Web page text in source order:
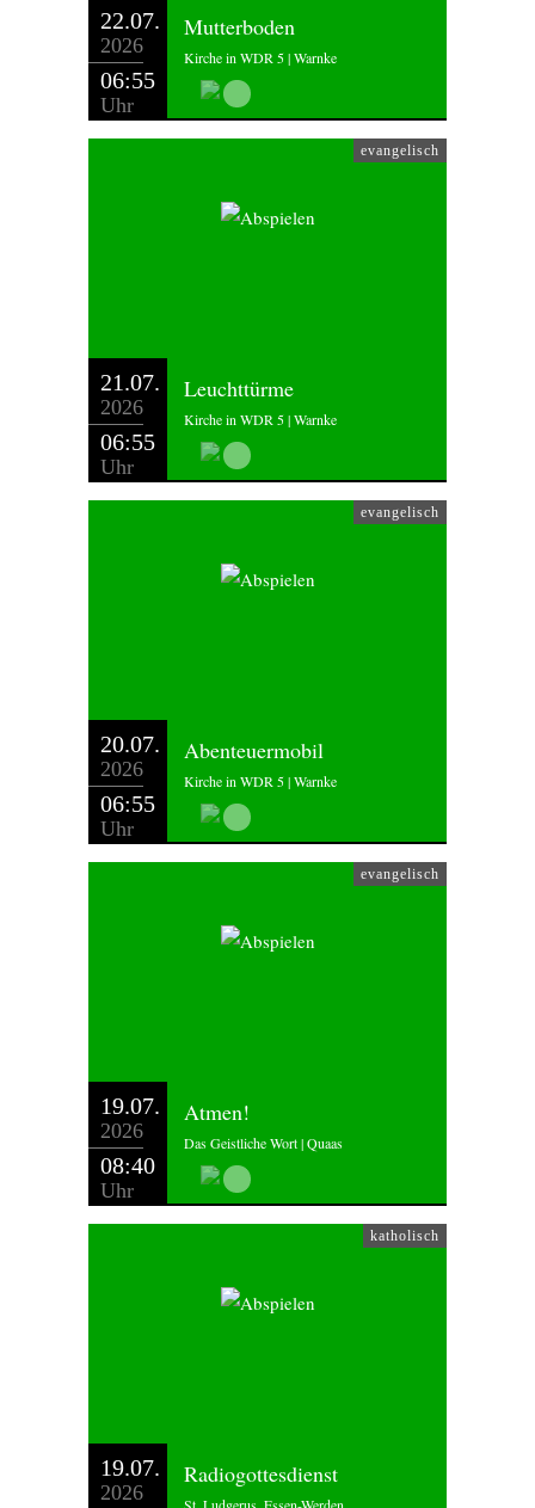
22.07.
2026
06:55
Uhr
Mutterboden
Kirche in WDR 5 | Warnke
evangelisch
21.07.
2026
06:55
Uhr
Leuchttürme
Kirche in WDR 5 | Warnke
evangelisch
20.07.
2026
06:55
Uhr
Abenteuermobil
Kirche in WDR 5 | Warnke
evangelisch
19.07.
2026
08:40
Uhr
Atmen!
Das Geistliche Wort | Quaas
katholisch
19.07.
2026
Radiogottesdienst